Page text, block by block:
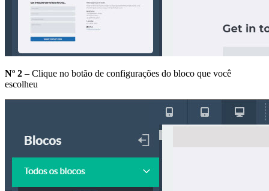
Nº 2 – Clique no botão de configurações do bloco que você
escolheu